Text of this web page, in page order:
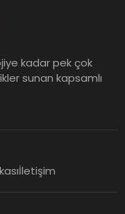
kadar pek çok
sunan kapsamlı
İletişim